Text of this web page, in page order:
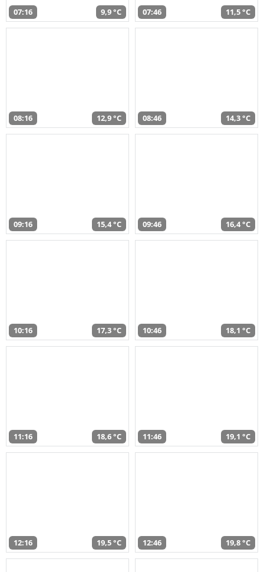
07:16 9,9 °C 07:46 11,5 °C
08:16 12,9 °C 08:46 14,3 °C
09:16 15,4 °C 09:46 16,4 °C
10:16 17,3 °C 10:46 18,1 °C
11:16 18,6 °C 11:46 19,1 °C
12:16 19,5 °C 12:46 19,8 °C